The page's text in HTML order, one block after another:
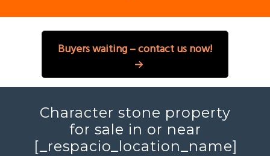
Buyers waiting – contact us now!
Character stone property
for sale in or near
[_respacio_location_name]